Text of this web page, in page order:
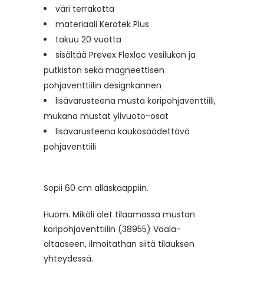
väri terrakotta
materiaali Keratek Plus
takuu 20 vuotta
sisältää Prevex Flexloc vesilukon ja
putkiston sekä magneettisen
pohjaventtiilin designkannen
lisävarusteena musta koripohjaventtiili,
mukana mustat ylivuoto-osat
lisävarusteena kaukosäädettävä
pohjaventtiili
Sopii 60 cm allaskaappiin.
Huom. Mikäli olet tilaamassa mustan
koripohjaventtiilin (38955) Vaala-
altaaseen, ilmoitathan siitä tilauksen
yhteydessä.